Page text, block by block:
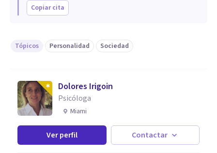
Copiar cita
Tópicos Personalidad Sociedad
Dolores Irigoin
Psicóloga
Miami
Ver perfil Contactar